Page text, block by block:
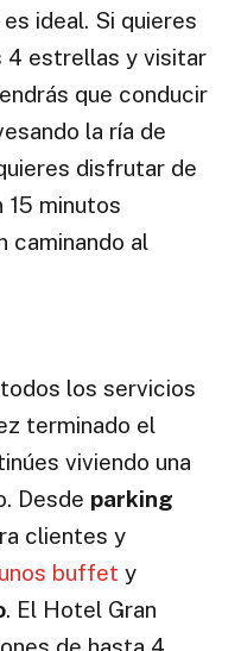
ideal. Si quieres
4 estrellas y visitar
que conducir
la ría de
disfrutar de
15 minutos
caminando al
los servicios
terminado el
viviendo una
Desde parking
clientes y
buffet y
. El Hotel Gran
de hasta 4